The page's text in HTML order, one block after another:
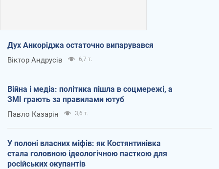
Дух Анкоріджа остаточно випарувався
Віктор Андрусів 6,7 т.
Війна і медіа: політика пішла в соцмережі, а
ЗМІ грають за правилами ютуб
Павло Казарін 3,6 т.
У полоні власних міфів: як Костянтинівка
стала головною ідеологічною пасткою для
російських окупантів